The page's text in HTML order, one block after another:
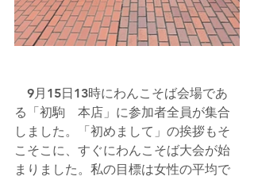
9月15日13時にわんこそば会場であ
る「初駒　本店」に参加者全員が集合
しました。「初めまして」の挨拶もそ
こそこに、すぐにわんこそば大会が始
まりました。私の目標は女性の平均で